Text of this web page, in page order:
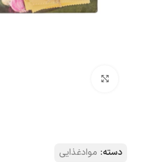
دسته: موادغذایی